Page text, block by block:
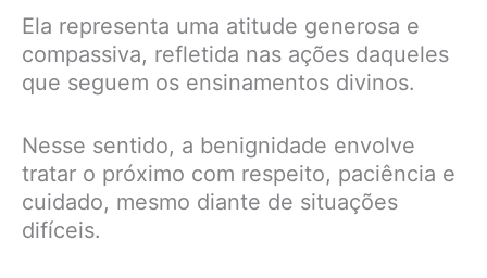
Ela representa uma atitude generosa e
compassiva, refletida nas ações daqueles
que seguem os ensinamentos divinos.
Nesse sentido, a benignidade envolve
tratar o próximo com respeito, paciência e
cuidado, mesmo diante de situações
difíceis.